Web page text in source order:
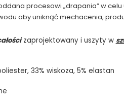
procesowi „drapania” w
aby uniknąć mechacenia,
zaprojektowany i uszyty w
33% wiskoza, 5% elastan